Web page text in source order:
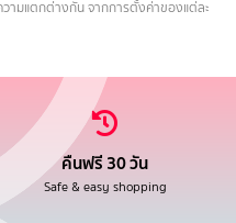
มแตกต่างกัน จากการตั้งค่าของแต่ละ
คืนฟรี 30 วัน
Safe & easy shopping